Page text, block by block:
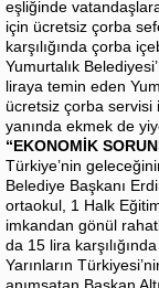
eşliğinde
için ücretsiz çorba
karşılığında çorba
Yumurtalık
liraya temin eden
ücretsiz çorba servisi
yanında ekmek de
“EKONOMİK
Türkiye’nin
Belediye Başkanı
ortaokul, 1 Halk
imkandan gönül
da 15 lira
Yarınların
anımsatan Başkan